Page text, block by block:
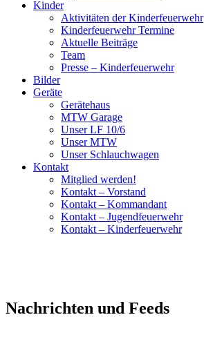
Kinder
Aktivitäten der Kinderfeuerwehr
Kinderfeuerwehr Termine
Aktuelle Beiträge
Team
Presse – Kinderfeuerwehr
Bilder
Geräte
Gerätehaus
MTW Garage
Unser LF 10/6
Unser MTW
Unser Schlauchwagen
Kontakt
Mitglied werden!
Kontakt – Vorstand
Kontakt – Kommandant
Kontakt – Jugendfeuerwehr
Kontakt – Kinderfeuerwehr
Nachrichten und Feeds